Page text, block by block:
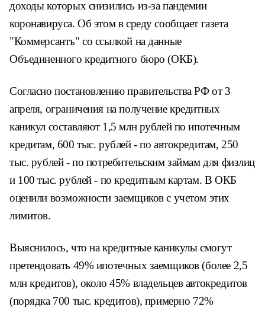
доходы которых снизились из-за пандемии
коронавируса. Об этом в среду сообщает газета
"Коммерсантъ" со ссылкой на данные
Объединенного кредитного бюро (ОКБ).
Согласно постановлению правительства РФ от 3
апреля, ограничения на получение кредитных
каникул составляют 1,5 млн рублей по ипотечным
кредитам, 600 тыс. рублей - по автокредитам, 250
тыс. рублей - по потребительским займам для физлиц
и 100 тыс. рублей - по кредитным картам. В ОКБ
оценили возможности заемщиков с учетом этих
лимитов.
Выяснилось, что на кредитные каникулы смогут
претендовать 49% ипотечных заемщиков (более 2,5
млн кредитов), около 45% владельцев автокредитов
(порядка 700 тыс. кредитов), примерно 72%